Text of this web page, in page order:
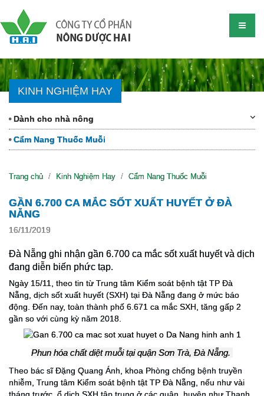
KINH NGHIỆM HAY
Dành cho nhà nông
Cẩm Nang Thuốc Muỗi
Trang chủ Kinh Nghiệm Hay Cẩm Nang Thuốc Muỗi
GẦN 6.700 CA MẮC SỐT XUẤT HUYẾT Ở ĐÀ
NẴNG
16/11/2019
Đà Nẵng ghi nhận gần 6.700 ca mắc sốt xuất huyết và dịch
đang diễn biến phức tạp.
Ngày 15/11, theo tin từ Trung tâm Kiểm soát bệnh tật TP Đà
Nẵng, dịch sốt xuất huyết (SXH) tại Đà Nẵng đang ở mức báo
động. Đến nay, toàn thành phố 6.671 ca mắc SXH, tăng gấp 2
gần so với cùng kỳ năm 2018.
Phun hóa chất diệt muỗi tại quận Sơn Trà, Đà Nẵng.
Theo bác sĩ Đặng Quang Ánh, khoa Phòng chống bệnh truyền
nhiễm, Trung tâm Kiểm soát bệnh tật TP Đà Nẵng, nếu như vài